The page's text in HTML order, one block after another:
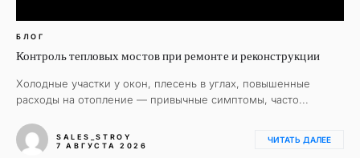
БЛОГ
Контроль тепловых мостов при ремонте и реконструкции
Холодные участки у окон, плесень в углах, повышенные
расходы на отопление — привычные симптомы, часто...
SALES_STROY
7 АВГУСТА 2026
ЧИТАТЬ ДАЛЕЕ